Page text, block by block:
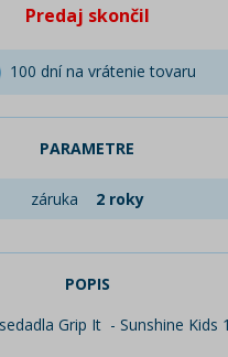
Predaj skončil
100 dní na vrátenie tovaru
PARAMETRE
záruka 2 roky
POPIS
Grip It - Sunshine Kids